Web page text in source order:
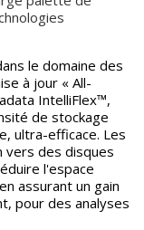
à jour « All-
IntelliFlex™,
de stockage
ultra-efficace. Les
vers des disques
l'espace
assurant un gain
pour des analyses